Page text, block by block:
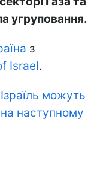
угруповання.
з
Israel.
можуть
наступному